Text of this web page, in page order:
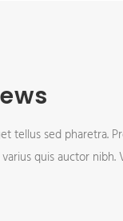
tellus sed pharetra.
quis auctor nibh.